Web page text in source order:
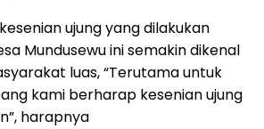
ujung yang dilakukan
Mundusewu ini semakin dikenal
luas, “Terutama untuk
kami berharap kesenian ujung
harapnya